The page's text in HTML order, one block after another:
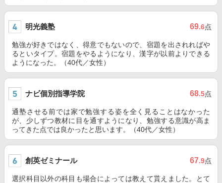
明光義塾 69.6点
勉強が好きではなく、得意でもないので、宿題を出されればや
るといタイプ。宿題をやるようになり、漢字が以前よりできる
ようになった。（40代／女性）
ナビ個別指導学院 68.5点
通塾させる前では家で勉強する姿を全く見ることはなかった
が、少しずつ教材に目を通すようになり、勉強する意識が高ま
ってきた点では良かったと思います。（40代／女性）
創英ゼミナール 67.9点
選択科目以外の科目も場合によっては教えて貰えました。とて